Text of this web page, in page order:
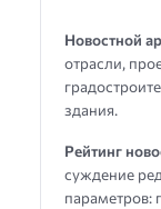
Новостной
отрасли,
здания.
Рейтинг
суждение
параметров: